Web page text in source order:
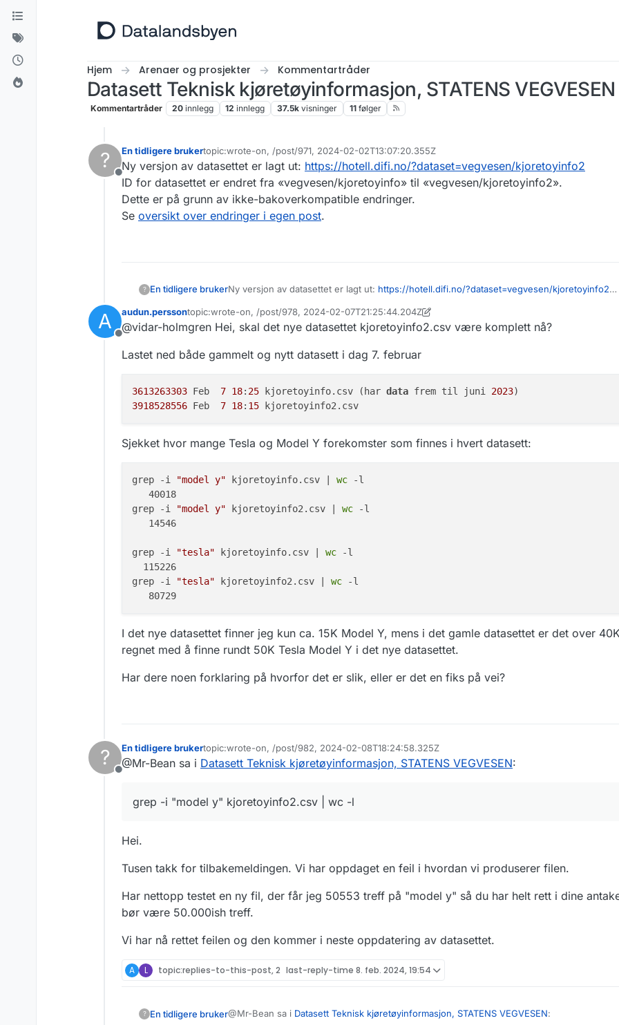
Hopp til innhold
Hjem Arenaer og prosjekter Kommentartråder
Datasett Teknisk kjøretøyinformasjon, STATENS VEGVESEN
Kommentartråder 20 innlegg 12 innlegg 37.5k visninger 11 følger
?
Frakoblet
En tidligere brukertopic:wrote-on, /post/971, 2024-02-02T13:07:20.355Z
Sist endret av
Ny versjon av datasettet er lagt ut: https://hotell.difi.no/?dataset=vegvesen/kjoretoyinfo2
ID for datasettet er endret fra «vegvesen/kjoretoyinfo» til «vegvesen/kjoretoyinfo2».
Dette er på grunn av ikke-bakoverkompatible endringer.
Se oversikt over endringer i egen post.
? En tidligere brukerNy versjon av datasettet er lagt ut: https://hotell.difi.no/?dataset=vegvesen/kjoretoyinfo2
Dette er på grunn av ikke-bakoverkompatible endringer.
Seoversikt over endringer i egen post.
A
Frakoblet
audun.perssontopic:wrote-on, /post/978, 2024-02-07T21:25:44.204Z
Sist endret av audun.persson2. aug. 2024, 10:27
@vidar-holmgren Hei, skal det nye datasettet kjoretoyinfo2.csv være komplett nå?
Lastet ned både gammelt og nytt datasett i dag 7. februar
3613263303 Feb 7 18: 25 kjoretoyinfo.csv (har data frem til juni 2023
3918528556 Feb 7 18: 15
Sjekket hvor mange Tesla og Model Y forekomster som finnes i hvert datasett:
grep -i "model y" kjoretoyinfo.csv | wc -l
   40018
grep -i
"model y" kjoretoyinfo2.csv | wc -l
   14546
grep -i "tesla" kjoretoyinfo.csv | wc -l
  115226
grep -i
"tesla" kjoretoyinfo2.csv | wc -l
I det nye datasettet finner jeg kun ca. 15K Model Y, mens i det gamle datasettet er det over
regnet med å finne rundt 50K Tesla Model Y i det nye datasettet.
Har dere noen forklaring på hvorfor det er slik, eller er det en fiks på vei?
?
Frakoblet
En tidligere brukertopic:wrote-on, /post/982, 2024-02-08T18:24:58.325Z
Sist endret av
@Mr-Bean sa i Datasett Teknisk kjøretøyinformasjon, STATENS VEGVESEN:
grep -i "model y" kjoretoyinfo2.csv | wc -l
Hei.
Tusen takk for tilbakemeldingen. Vi har oppdaget en feil i hvordan vi produserer filen.
Har nettopp testet en ny fil, der får jeg 50553 treff på "model y" så du har helt rett i dine
bør være 50.000ish treff.
Vi har nå rettet feilen og den kommer i neste oppdatering av datasettet.
A L topic:replies-to-this-post, 2 last-reply-time 8. feb. 2024, 19:54
? En tidligere bruker@Mr-Bean sa i Datasett Teknisk kjøretøyinformasjon, STATENS VEGVESEN: